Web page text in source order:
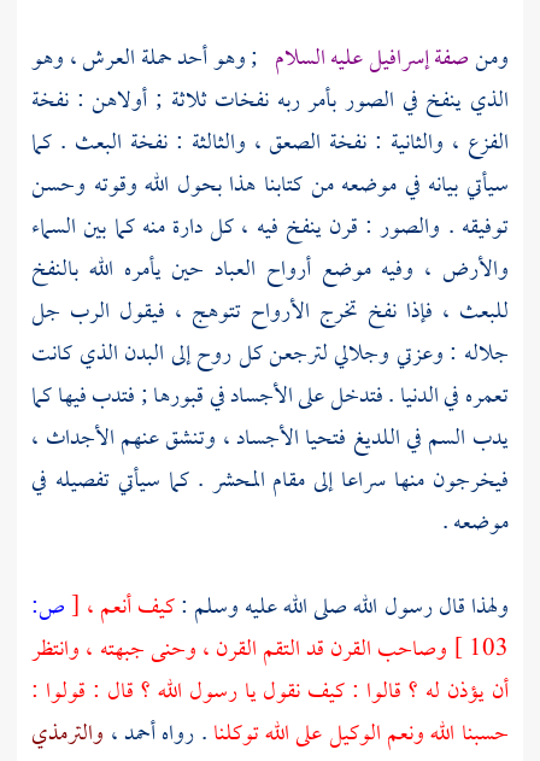
ومنصفةإسرافيلعليه السلام ; وهو أحد حملة العرش ، وهو
الذي ينفخ في الصور بأمر ربه نفخات ثلاثة ; أولاهن : نفخة
الفزع ، والثانية : نفخة الصعق ، والثالثة : نفخة البعث . كما
سيأتي بيانه في موضعه من كتابنا هذا بحول الله وقوته وحسن
توفيقه . والصور : قرن ينفخ فيه ، كل دارة منه كما بين السماء
والأرض ، وفيه موضع أرواح العباد حين يأمره الله بالنفخ
للبعث ، فإذا نفخ تخرج الأرواح تتوهج ، فيقول الرب جل
جلاله : وعزتي وجلالي لترجعن كل روح إلى البدن الذي كانت
تعمره في الدنيا . فتدخل على الأجساد في قبورها ; فتدب فيها كما
يدب السم في اللديغ فتحيا الأجساد ، وتنشق عنهم الأجداث ،
فيخرجون منها سراعا إلى مقام المحشر . كما سيأتي تفصيله في
موضعه .
ولهذا قال رسول الله صلى الله عليه وسلم :كيف أنعم ، [ص:
103 ] وصاحب القرن قد التقم القرن ، وحنى جبهته ، وانتظر
أن يؤذن له ؟ قالوا : كيف نقول يا رسول الله ؟ قال : قولوا :
حسبنا الله ونعم الوكيل على الله توكلنا. رواهأحمد، والترمذي